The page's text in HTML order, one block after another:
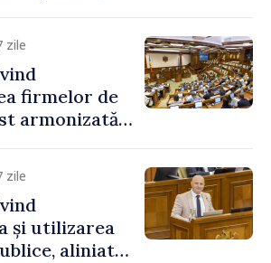
zile
firmelor de
armonizată
zile
și utilizarea
aliniată